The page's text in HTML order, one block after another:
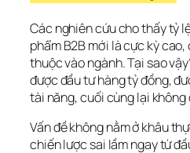
Các nghiên cứu cho thấy tỷ
phẩm B2B mới là cực kỳ
thuộc vào ngành. Tại sao
được đầu tư hàng tỷ đồng,
tài năng, cuối cùng lại
Vấn đề không nằm ở khâu
chiến lược sai lầm ngay từ